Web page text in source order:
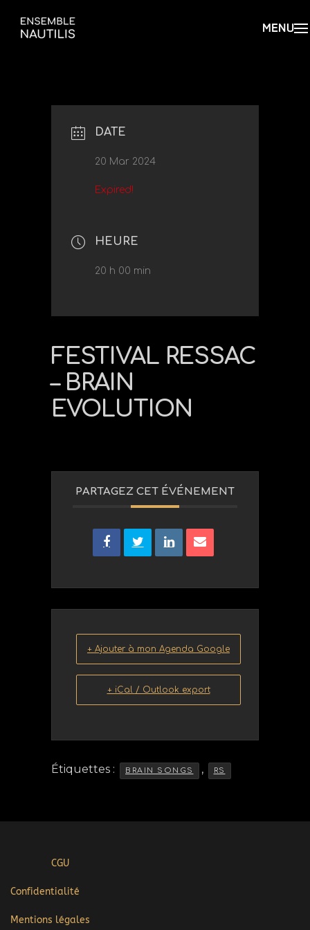
DATE
20 Mar 2024
Expired!
HEURE
20 h 00 min
FESTIVAL RESSAC
– BRAIN
EVOLUTION
PARTAGEZ CET ÉVÉNEMENT
+ Ajouter à mon Agenda Google
+ iCal / Outlook export
Étiquettes : BRAIN SONGS , RS
CGU
Confidentialité
Mentions légales